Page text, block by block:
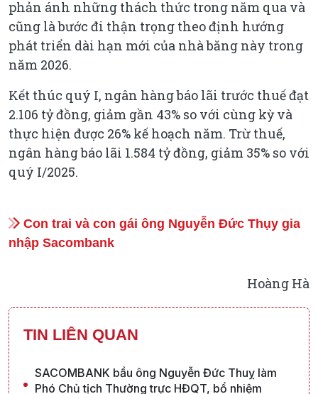
phản ánh những thách thức trong năm qua và
cũng là bước đi thận trọng theo định hướng
phát triển dài hạn mới của nhà băng này trong
năm 2026.
Kết thúc quý I, ngân hàng báo lãi trước thuế đạt
2.106 tỷ đồng, giảm gần 43% so với cùng kỳ và
thực hiện được 26% kế hoạch năm. Trừ thuế,
ngân hàng báo lãi 1.584 tỷ đồng, giảm 35% so với
quý I/2025.
Con trai và con gái ông Nguyễn Đức Thụy gia
nhập Sacombank
Hoàng Hà
TIN LIÊN QUAN
SACOMBANK bầu ông Nguyễn Đức Thuỵ làm
Phó Chủ tịch Thường trực HĐQT, bổ nhiệm